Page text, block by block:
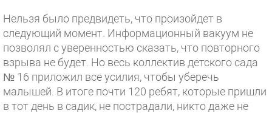
Нельзя было предвидеть, что произойдет в
следующий момент. Информационный вакуум не
позволял с уверенностью сказать, что повторного
взрыва не будет. Но весь коллектив детского сада
№ 16 приложил все усилия, чтобы уберечь
малышей. В итоге почти 120 ребят, которые пришли
в тот день в садик, не пострадали, никто даже не